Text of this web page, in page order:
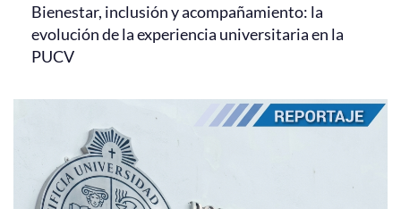
Bienestar, inclusión y acompañamiento: la
evolución de la experiencia universitaria en la
PUCV